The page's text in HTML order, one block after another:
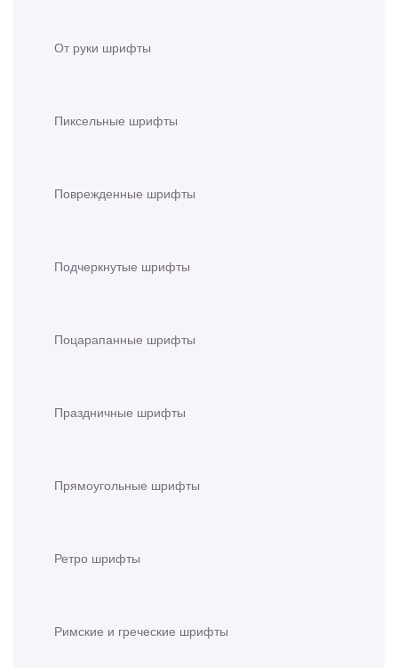
От руки шрифты
Пиксельные шрифты
Поврежденные шрифты
Подчеркнутые шрифты
Поцарапанные шрифты
Праздничные шрифты
Прямоугольные шрифты
Ретро шрифты
Римские и греческие шрифты